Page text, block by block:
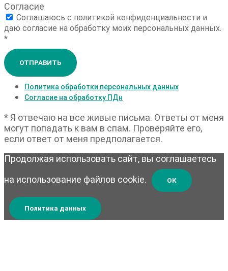
Согласие
Соглашаюсь с политикой конфиденциальности и
даю согласие на обработку моих персональных данных.
*
ОТПРАВИТЬ
Политика обработки персональных данных
Согласие на обработку ПДн
* Я отвечаю на все живые письма. Ответы от меня
могут попадать к вам в спам. Проверяйте его,
если ответ от меня предполагается.
Продолжая использовать сайт, вы соглашаетесь
на использование файлов cookie.
ОК
Политика данных